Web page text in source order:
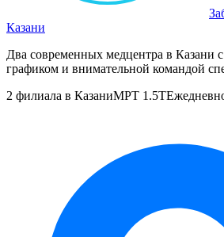
Казани
Два современных медцентра в
графиком и внимательной командой
2 филиала в КазаниМРТ 1.5T